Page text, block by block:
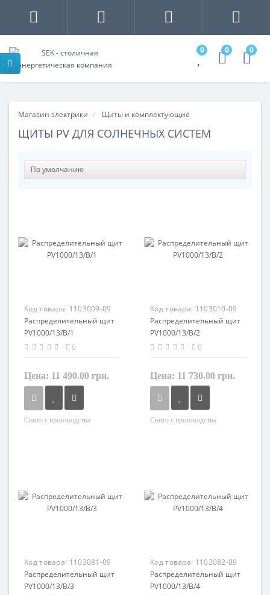
0 0 0
Магазин электрики Щиты и комплектующие
ЩИТЫ PV ДЛЯ СОЛНЕЧНЫХ СИСТЕМ
Код товара: 1103009-09
Распределительный щит
PV1000/13/B/1
0
Цена: 11 490.00 грн.
Снято с производства
Код товара: 1103010-09
Распределительный щит
PV1000/13/B/2
0
Цена: 11 730.00 грн.
Снято с производства
Код товара: 1103081-09
Распределительный щит
PV1000/13/B/3
Код товара: 1103082-09
Распределительный щит
PV1000/13/B/4